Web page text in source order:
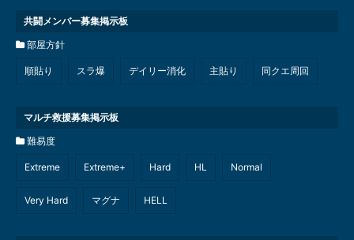
共闘メンバー募集掲示板
部屋方針
順貼り スラ爆 デイリー消化 主貼り 同クエ周回
マルチ救援募集掲示板
難易度
Extreme Extreme+ Hard HL Normal
Very Hard マグナ HELL